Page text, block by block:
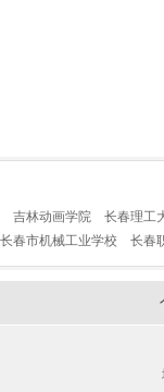
吉林动画学院 长春理工
长春市机械工业学校 长春